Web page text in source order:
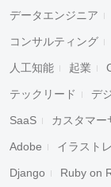
データエンジニア
コンサルティング
人工知能 起業
テックリード デ
SaaS カスタマー
Adobe イラスト
Django Ruby on